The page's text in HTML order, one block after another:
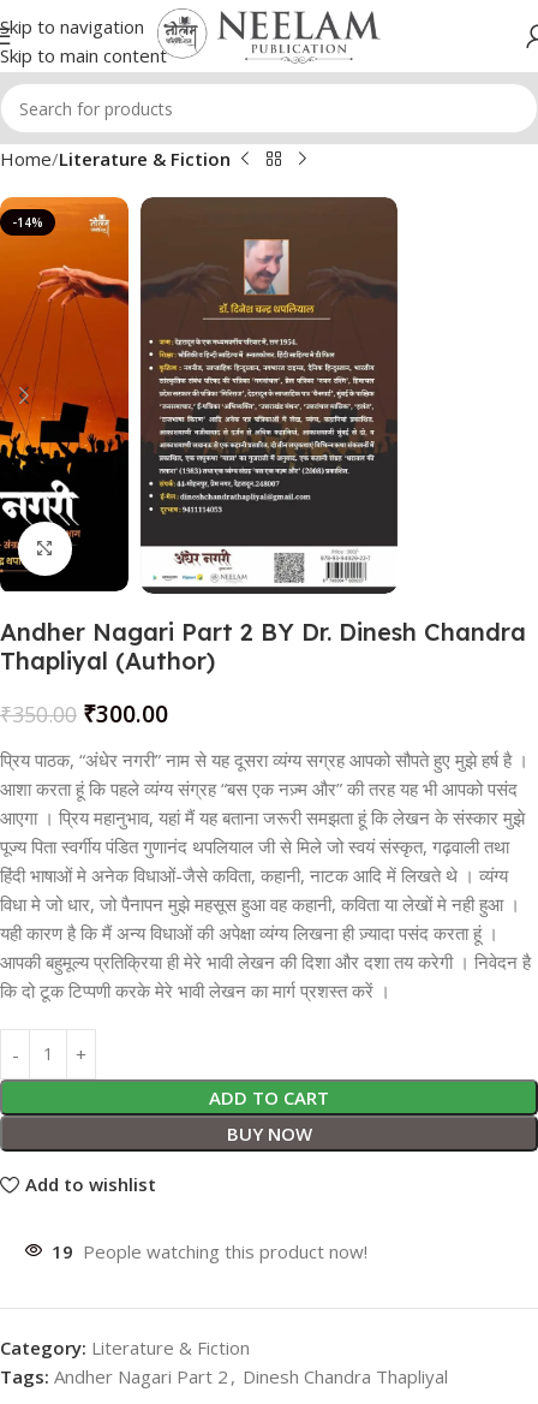
Skip to navigation
Skip to main content
Home Literature & Fiction
-14%
Click to enlarge
Andher Nagari Part 2 BY Dr. Dinesh Chandra
Thapliyal (Author)
₹350.00 ₹300.00
प्रिय पाठक, “अंधेर नगरी” नाम से यह दूसरा व्यंग्य सग्रह आपको सौपते हुए मुझे हर्ष है ।
आशा करता हूं कि पहले व्यंग्य संग्रह “बस एक नज़्म और” की तरह यह भी आपको पसंद
आएगा । प्रिय महानुभाव, यहां मैं यह बताना जरूरी समझता हूं कि लेखन के संस्कार मुझे
पूज्य पिता स्वर्गीय पंडित गुणानंद थपलियाल जी से मिले जो स्वयं संस्कृत, गढ़वाली तथा
हिंदी भाषाओं मे अनेक विधाओं-जैसे कविता, कहानी, नाटक आदि में लिखते थे । व्यंग्य
विधा मे जो धार, जो पैनापन मुझे महसूस हुआ वह कहानी, कविता या लेखों मे नही हुआ ।
यही कारण है कि मैं अन्य विधाओं की अपेक्षा व्यंग्य लिखना ही ज़्यादा पसंद करता हूं ।
आपकी बहुमूल्य प्रतिक्रिया ही मेरे भावी लेखन की दिशा और दशा तय करेगी । निवेदन है
कि दो टूक टिप्पणी करके मेरे भावी लेखन का मार्ग प्रशस्त करें ।
ADD TO CART
BUY NOW
Add to wishlist
19 People watching this product now!
Category: Literature & Fiction
Tags: Andher Nagari Part 2 , Dinesh Chandra Thapliyal